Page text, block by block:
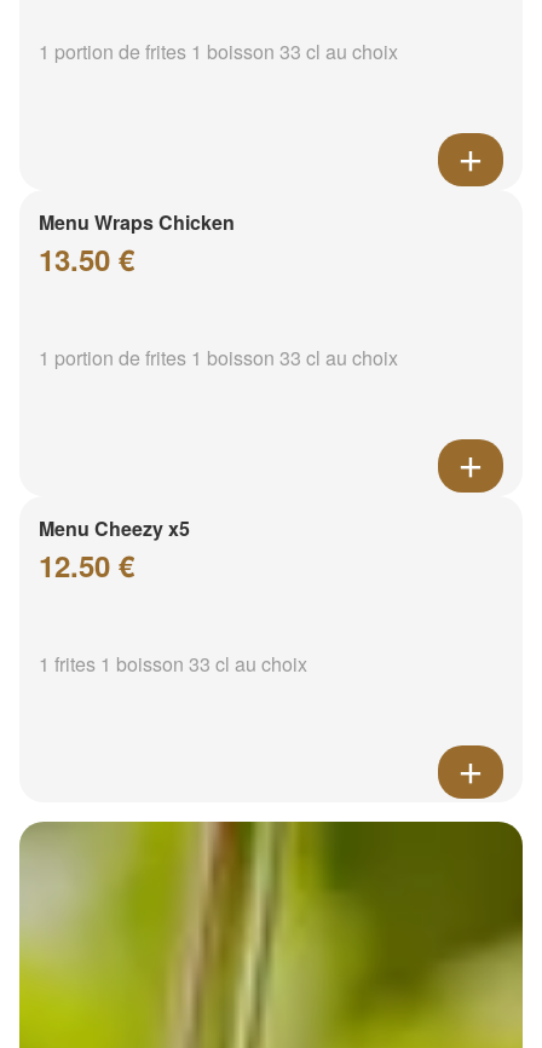
1 portion de frites 1 boisson 33 cl au choix
Menu Wraps Chicken
13.50 €
1 portion de frites 1 boisson 33 cl au choix
Menu Cheezy x5
12.50 €
1 frites 1 boisson 33 cl au choix